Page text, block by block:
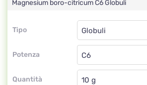
Magnesium boro-citricumC6Globuli
Tipo
Tipo
Potenza
Globuli
C6
Quantità
Globuli